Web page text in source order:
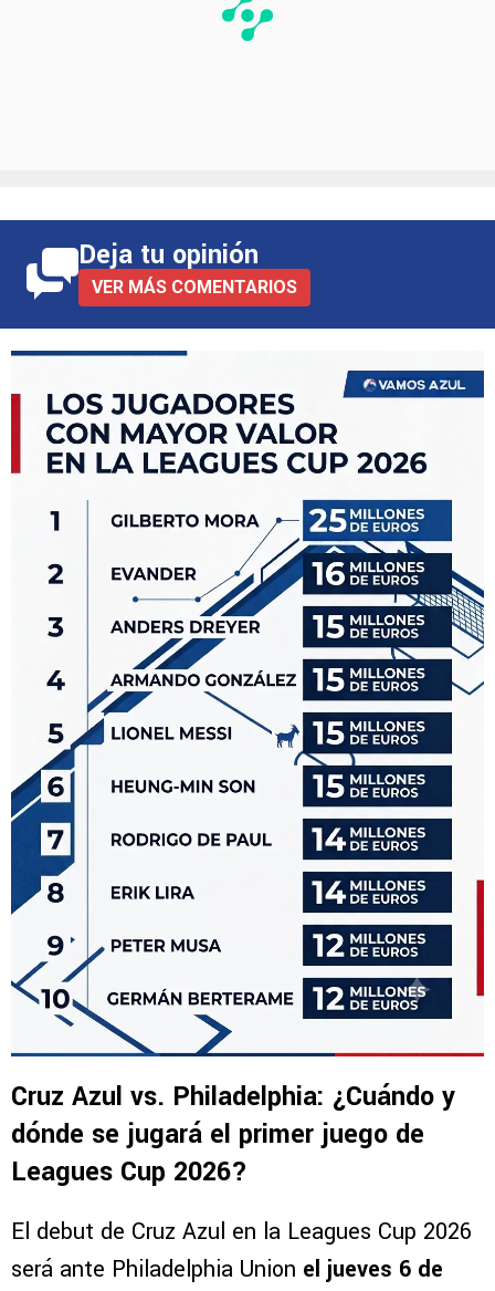
Deja tu opinión
Cruz Azul vs. Philadelphia: ¿Cuándo y
dónde se jugará el primer juego de
Leagues Cup 2026?